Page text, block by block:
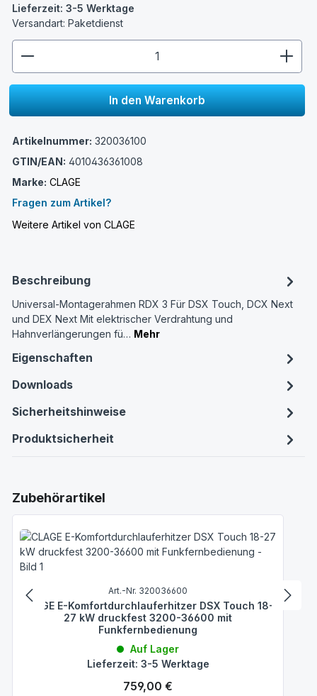
Lieferzeit: 3-5 Werktage
Versandart: Paketdienst
In den Warenkorb
Artikelnummer: 320036100
GTIN/EAN: 4010436361008
Marke: CLAGE
Fragen zum Artikel?
Weitere Artikel von CLAGE
Beschreibung
Univer­sal-Montage­rahmen RDX 3 Für DSX Touch, DCX Next
und DEX Next Mit elektrischer Verdrahtung und
Hahnverlängerungen fü… Mehr
Eigenschaften
Downloads
Sicherheitshinweise
Produktsicherheit
Produktgalerie überspringen
Zubehörartikel
Art.-Nr. 320036600
CLAGE E-Komfortdurchlauferhitzer DSX Touch 18-
27 kW druckfest 3200-36600 mit
Funkfernbedienung
Auf Lager
Lieferzeit: 3-5 Werktage
Regulärer Preis:
759,00 €